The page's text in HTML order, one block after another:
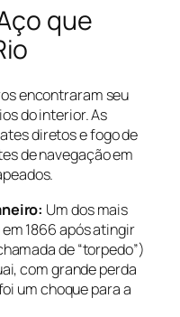
que
encontraram seu
do interior. As
diretos e fogo de
de navegação em
Um dos mais
1866 após atingir
de “torpedo”)
com grande perda
um choque para a